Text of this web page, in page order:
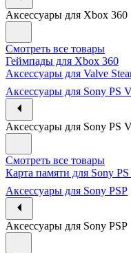
Аксессуары для Xbox 360
Смотреть все товары
Геймпады для Xbox 360
Аксессуары для Valve
Аксессуары для Sony PS
Аксессуары для Sony PS
Смотреть все товары
Карта памяти для Sony
Аксессуары для Sony PSP
Аксессуары для Sony PSP